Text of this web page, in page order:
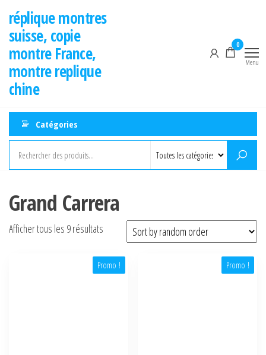
contenu
réplique montres
suisse, copie
montre France,
montre replique
chine
0
Menu
Catégories
Grand Carrera
Afficher tous les 9 résultats
Promo ! Promo !